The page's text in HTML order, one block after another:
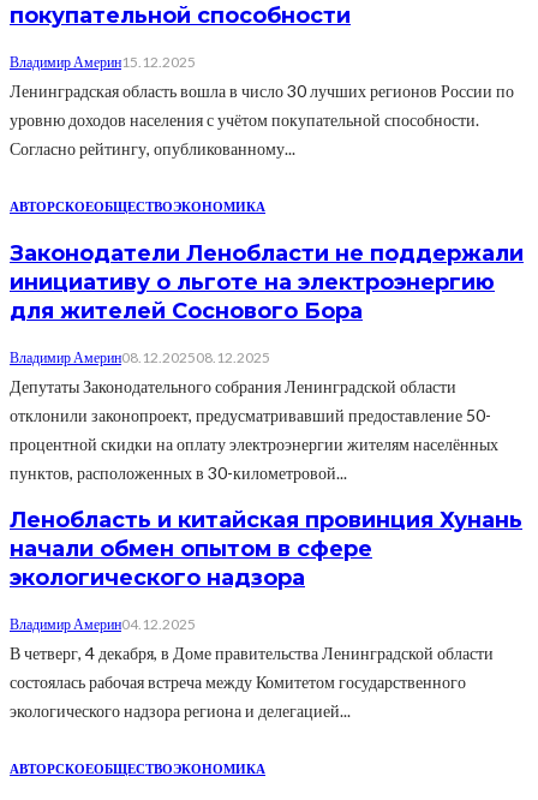
покупательной способности
Владимир Америн15.12.2025
Ленинградская область вошла в число 30 лучших регионов России по
уровню доходов населения с учётом покупательной способности.
Согласно рейтингу, опубликованному...
АВТОРСКОЕОБЩЕСТВОЭКОНОМИКА
Законодатели Ленобласти не поддержали
инициативу о льготе на электроэнергию
для жителей Соснового Бора
Владимир Америн08.12.202508.12.2025
Депутаты Законодательного собрания Ленинградской области
отклонили законопроект, предусматривавший предоставление 50-
процентной скидки на оплату электроэнергии жителям населённых
пунктов, расположенных в 30-километровой...
Ленобласть и китайская провинция Хунань
начали обмен опытом в сфере
экологического надзора
Владимир Америн04.12.2025
В четверг, 4 декабря, в Доме правительства Ленинградской области
состоялась рабочая встреча между Комитетом государственного
экологического надзора региона и делегацией...
АВТОРСКОЕОБЩЕСТВОЭКОНОМИКА